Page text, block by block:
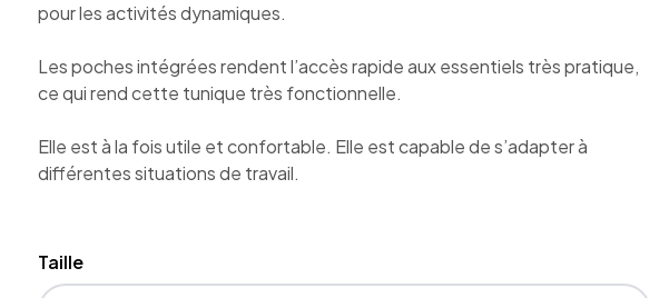
pour les activités dynamiques.
Les poches intégrées rendent l’accès rapide aux essentiels très pratique,
ce qui rend cette tunique très fonctionnelle.
Elle est à la fois utile et confortable. Elle est capable de s’adapter à
différentes situations de travail.
Taille